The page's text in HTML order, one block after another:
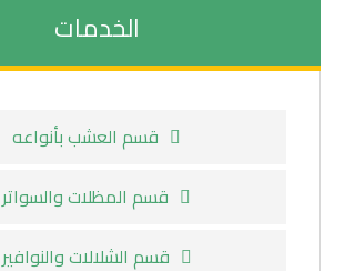
الخدمات
قسم العشب بأنواعه
قسم المظلات والسواتر
قسم الشلالات والنوافير